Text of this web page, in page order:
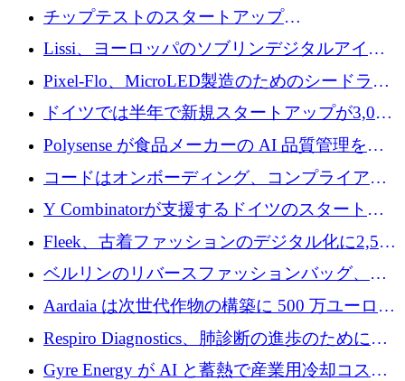
立したAIライティングのスタートアップが
1,300万ドルのシード投資を調達
チップテストのスタートアップ
QuantumDiamondsが株式資金で1,500万ユーロ
を調達
Lissi、ヨーロッパのソブリンデジタルアイデ
ンティティの未来を推進するために350万ユー
ロを調達
Pixel-Flo、MicroLED製造のためのシードラウ
ンドで525万ポンドを獲得
ドイツでは半年で新規スタートアップが3,000
社という記録を目の当たりにし、涙を流すハ
ンブルク
Polysense が食品メーカーの AI 品質管理を拡
張するために 1,070 万ドルを調達
コードはオンボーディング、コンプライアン
ス、支払いを統合するために 640 万ポンドを
Y Combinatorが支援するドイツのスタートア
ップFintoが340万ドルを調達、シリコンバレ
ーではなくミュンヘンを選んだと語る
Fleek、古着ファッションのデジタル化に2,500
万ドルを確保
ベルリンのリバースファッションバッグ、繊
維仕分け規模拡大に7桁の資金調達
Aardaia は次世代作物の構築に 500 万ユーロを
寄付
Respiro Diagnostics、肺診断の進歩のために
100 万ポンドを確保
Gyre Energy が AI と蓄熱で産業用冷却コスト